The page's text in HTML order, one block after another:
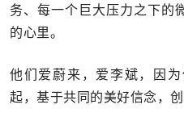
务、每一个巨大压力之下的
的心里。
他们爱蔚来，爱李斌，因
起，基于共同的美好信念，创